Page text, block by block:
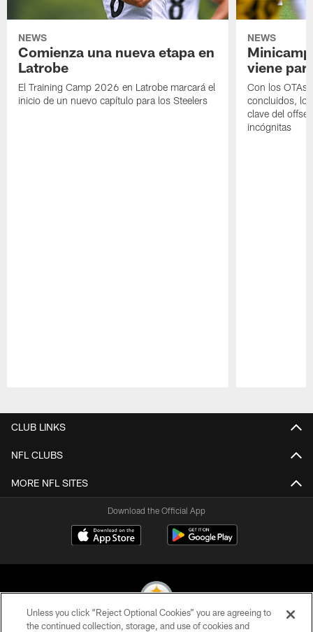
NEWS
Comienza una nueva etapa en
Latrobe
El Training Camp 2026 en Latrobe marcará el
inicio de un nuevo capítulo para los Steelers
NEWS
viene
Con los OTAs
concluidos,
clave del
incógnitas
CLUB LINKS
NFL CLUBS
MORE NFL SITES
Download the Official App
Unless you click “Reject Optional Cookies” you are agreeing to
the continued collection, storage, and use of cookies and